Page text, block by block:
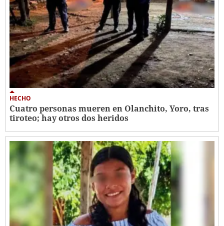
HECHO
Cuatro personas mueren en Olanchito, Yoro, tras
tiroteo; hay otros dos heridos